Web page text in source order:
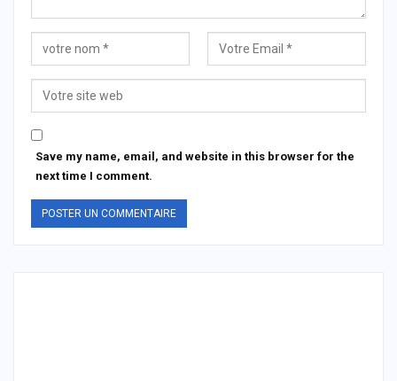
Save my name, email, and website in this browser for the
next time I comment.